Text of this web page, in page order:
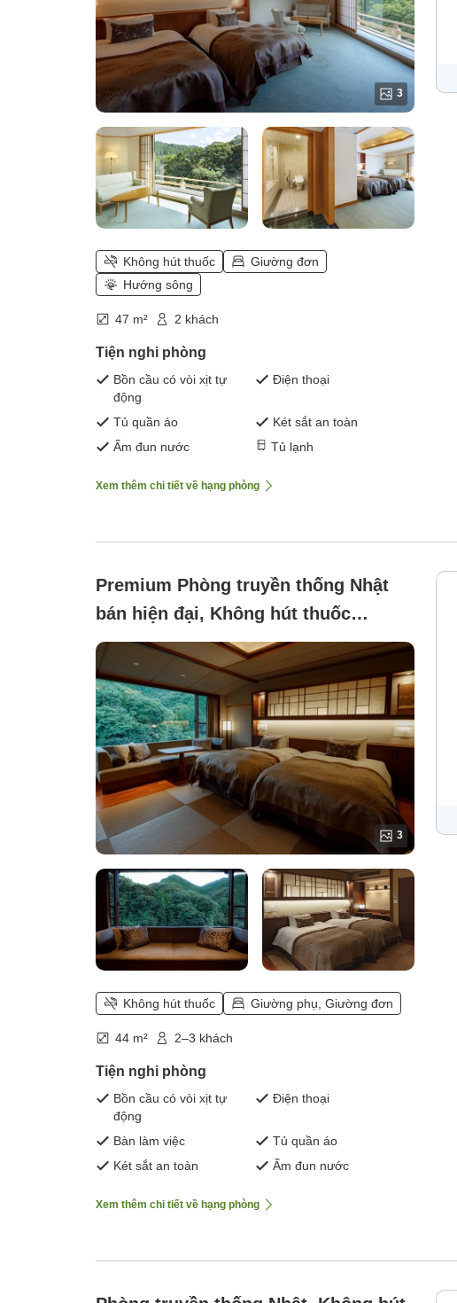
3
Không hút thuốc
Giường đơn
Hướng sông
47 m² 2 khách
Tiện nghi phòng
Bồn cầu có vòi xịt tự
động
Điện thoại
Tủ quần áo
Két sắt an toàn
Ấm đun nước
Tủ lạnh
Xem thêm chi tiết về hạng phòng
Premium Phòng truyền thống Nhật
bán hiện đại, Không hút thuốc
([Phòng mới năm 2023]Akebono)
3
Không hút thuốc Giường phụ, Giường đơn
44 m² 2–3 khách
Tiện nghi phòng
Bồn cầu có vòi xịt tự
động
Điện thoại
Bàn làm việc
Tủ quần áo
Két sắt an toàn
Ấm đun nước
Xem thêm chi tiết về hạng phòng